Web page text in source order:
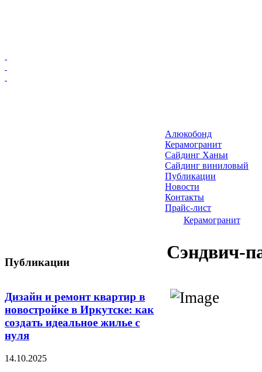
Публикации
Дизайн и ремонт квартир в
новостройке в Иркутске: как
создать идеальное жилье с
нуля
14.10.2025
Алюкобонд
Керамогранит
Сайдинг Ханьи
Сайдинг виниловый
Публикации
Новости
Контакты
Прайс-лист
Керамогранит
Сэндвич-